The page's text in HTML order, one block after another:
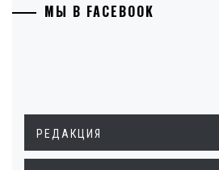
МЫ В FACEBOOK
РЕДАКЦИЯ